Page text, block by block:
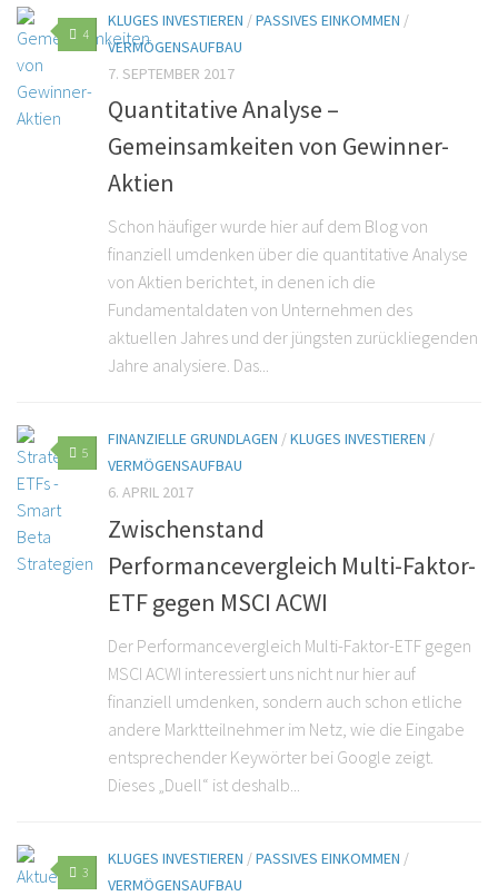
4
KLUGES INVESTIEREN /PASSIVES EINKOMMEN /
VERMÖGENSAUFBAU
7. SEPTEMBER 2017
Quantitative Analyse –
Gemeinsamkeiten von Gewinner-
Aktien
Schon häufiger wurde hier auf dem Blog von
finanziell umdenken über die quantitative Analyse
von Aktien berichtet, in denen ich die
Fundamentaldaten von Unternehmen des
aktuellen Jahres und der jüngsten zurückliegenden
Jahre analysiere. Das...
5
FINANZIELLE GRUNDLAGEN /KLUGES INVESTIEREN /
VERMÖGENSAUFBAU
6. APRIL 2017
Zwischenstand
Performancevergleich Multi-Faktor-
ETF gegen MSCI ACWI
Der Performancevergleich Multi-Faktor-ETF gegen
MSCI ACWI interessiert uns nicht nur hier auf
finanziell umdenken, sondern auch schon etliche
andere Marktteilnehmer im Netz, wie die Eingabe
entsprechender Keywörter bei Google zeigt.
Dieses „Duell“ ist deshalb...
3
KLUGES INVESTIEREN /PASSIVES EINKOMMEN /
VERMÖGENSAUFBAU